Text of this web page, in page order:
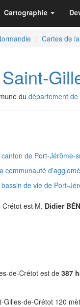
Cartographie
Cartes de
du département
canton de Port-Jérôme-
communauté
bassin de vie de Port-
est M. Didier
de-Crétot est de 387
Gilles-de-Crétot 120